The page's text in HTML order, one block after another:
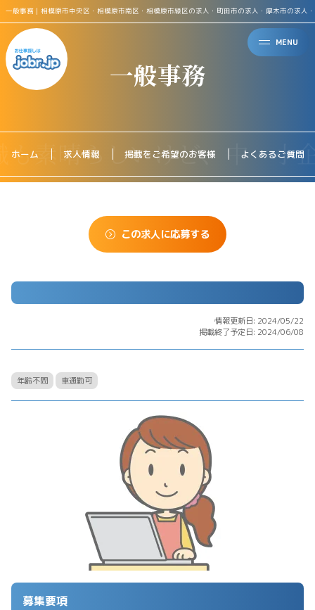
MENU
一般事務｜相模原市中央区・相模原市南区・相模原市緑区の求人・町田市の求人・厚木市の求人
一般事務
ホーム 求人情報 掲載をご希望のお客様 よくあるご質問
この求人に応募する
情報更新日: 2024/05/22
掲載終了予定日: 2024/06/08
年齢不問 車通勤可
募集要項